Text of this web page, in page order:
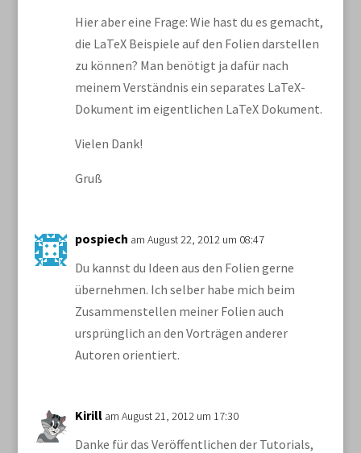
Hier aber eine Frage: Wie hast du es gemacht,
die LaTeX Beispiele auf den Folien darstellen
zu können? Man benötigt ja dafür nach
meinem Verständnis ein separates LaTeX-
Dokument im eigentlichen LaTeX Dokument.
Vielen Dank!
Gruß
pospiech am August 22, 2012 um 08:47
Du kannst du Ideen aus den Folien gerne
übernehmen. Ich selber habe mich beim
Zusammenstellen meiner Folien auch
ursprünglich an den Vorträgen anderer
Autoren orientiert.
Kirill am August 21, 2012 um 17:30
Danke für das Veröffentlichen der Tutorials,